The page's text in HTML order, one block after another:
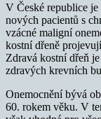
V České republice
nových pacientů s
vzácné maligní
kostní dřeně
Zdravá kostní dřeň
zdravých krevních
Onemocnění bývá
60. rokem věku. V